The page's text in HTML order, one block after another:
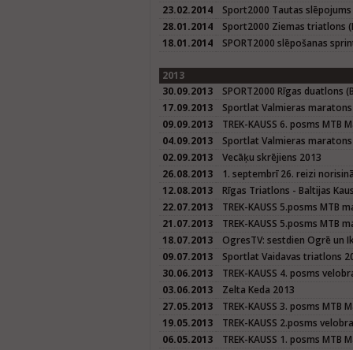
23.02.2014
Sport2000 Tautas
28.01.2014
Sport2000 Ziemas triatlons
18.01.2014
SPORT2000 slēpošanas
2013
30.09.2013
SPORT2000 Rīgas duatlons
17.09.2013
Sportlat Valmieras
09.09.2013
TREK-KAUSS 6. posms MTB
04.09.2013
Sportlat Valmieras
02.09.2013
Vecāķu skrējiens 2013
26.08.2013
1. septembrī 26. reizi
12.08.2013
Rīgas Triatlons - Baltijas
22.07.2013
TREK-KAUSS 5.posms MTB
21.07.2013
TREK-KAUSS 5.posms MTB
18.07.2013
OgresTV: sestdien Ogrē un
09.07.2013
Sportlat Vaidavas triatlons
30.06.2013
TREK-KAUSS 4. posms
03.06.2013
Zelta Keda 2013
27.05.2013
TREK-KAUSS 3. posms MTB
19.05.2013
TREK-KAUSS 2.posms
06.05.2013
TREK-KAUSS 1. posms MTB